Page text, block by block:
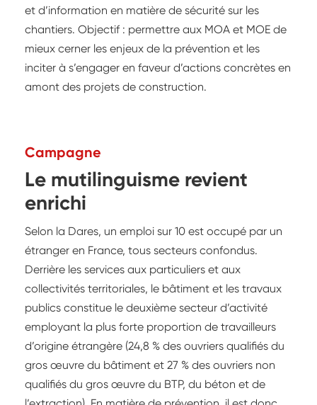
et d’information en matière de sécurité sur les
chantiers. Objectif : permettre aux MOA et MOE de
mieux cerner les enjeux de la prévention et les
inciter à s’engager en faveur d’actions concrètes en
amont des projets de construction.
Campagne
Le mutilinguisme revient
enrichi
Selon la Dares, un emploi sur 10 est occupé par un
étranger en France, tous secteurs confondus.
Derrière les services aux particuliers et aux
collectivités territoriales, le bâtiment et les travaux
publics constitue le deuxième secteur d’activité
employant la plus forte proportion de travailleurs
d’origine étrangère (24,8 % des ouvriers qualifiés du
gros œuvre du bâtiment et 27 % des ouvriers non
qualifiés du gros œuvre du BTP, du béton et de